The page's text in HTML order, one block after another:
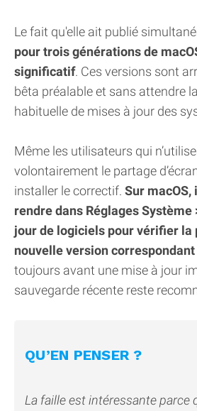
Le fait qu'elle ait publié
pour trois générations de
significatif. Ces versions sont
bêta préalable et sans attendre
habituelle de mises à jour des
Même les utilisateurs qui
volontairement le partage
installer le correctif. Sur
rendre dans Réglages Système
jour de logiciels pour vérifier la
nouvelle version
toujours avant une mise à jour
sauvegarde récente reste
QU’EN PENSER ?
La faille est intéressante parce